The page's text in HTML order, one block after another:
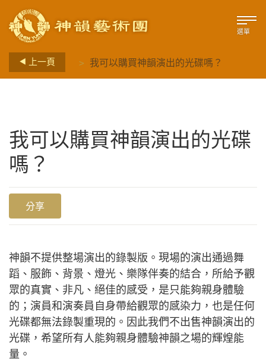
選單
上一頁 > 我可以購買神韻演出的光碟嗎？
我可以購買神韻演出的光碟
嗎？
分享
神韻不提供整場演出的錄製版。現場的演出通過舞
蹈、服飾、背景、燈光、樂隊伴奏的結合，所給予觀
眾的真實、非凡、絕佳的感受，是只能夠親身體驗
的；演員和演奏員自身帶給觀眾的感染力，也是任何
光碟都無法錄製重現的。因此我們不出售神韻演出的
光碟，希望所有人能夠親身體驗神韻之場的輝煌能
量。